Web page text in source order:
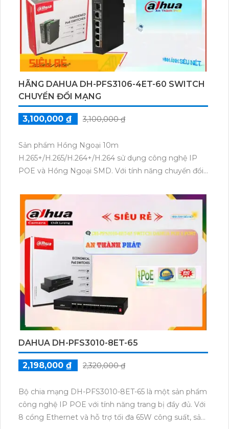
liệu và cấp nguồn điện đồng thời cho các thiết bị
mạng. Tổng quan, bộ chia mạng DH-PFS3211-8GT-
120 là một lựa chọn lý tưởng cho việc xây dựng và
quản lý mạng an toàn và ổn định.
HÃNG DAHUA DH-PFS3106-4ET-60 SWITCH
CHUYỂN ĐỔI MẠNG
3,100,000 ₫ 3,100,000 ₫
Sản phẩm Hồng Ngoại 10m
H.265+/H.265/H.264+/H.264 sử dụng công nghệ IP
POE và Hồng Ngoại SMD. Với tính năng chuyển đổi
phẩm có khả năng truyền tải dữ liệu nhanh chóng và
ổn định. Sản phẩm hỗ trợ các chuẩn nén hình ảnh
H.265+/H.265/H.264+/H.264, giúp tiết kiệm băng
thông và lưu trữ. Sản phẩm phù hợp cho việc giám
sát và bảo vệ an ninh trong các hệ thống mạng.
DAHUA DH-PFS3010-8ET-65
2,198,000 ₫ 2,320,000 ₫
Bộ chia mạng DH-PFS3010-8ET-65 là một sản phẩm
công nghệ IP POE với tính năng trang bị đầy đủ. Với
8 cổng Ethernet và hỗ trợ tối đa 65W công suất, sản